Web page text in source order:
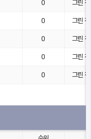
0 그린
0 그린
0 그린
0 그린
0 그린